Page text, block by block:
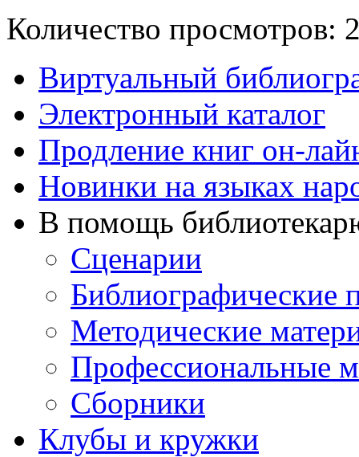
Количество просмотров:
Виртуальный
Электронный каталог
Продление книг он-
Новинки на языках
В помощь
Сценарии
Библиографические
Методические
Профессиональные
Сборники
Клубы и кружки